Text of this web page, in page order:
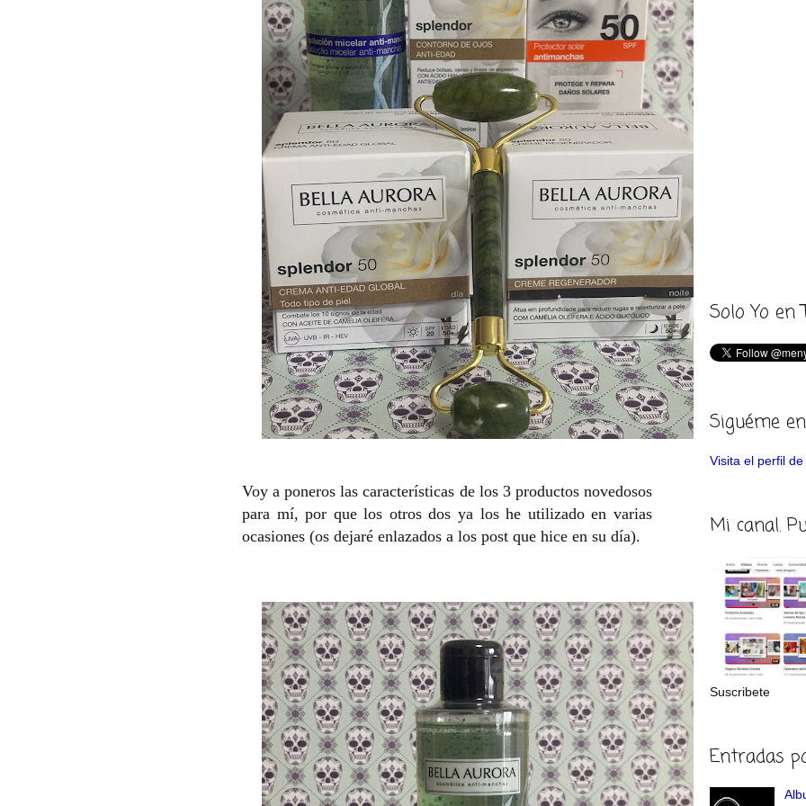
Voy a poneros las características de los 3 productos novedosos
para mí, por que los otros dos ya los he utilizado en varias
ocasiones (os dejaré enlazados a los post que hice en su día).
Solo Yo en
Siguéme
Visita el perfil
Mi canal.
Suscribete
Entradas